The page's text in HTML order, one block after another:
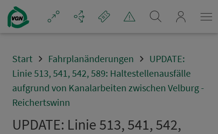
Navigation überspringen
Start Fahrplanänderungen
UPDATE:
Linie 513, 541, 542, 589: Haltestellenausfälle
aufgrund von Kanalarbeiten zwischen Velburg -
Reichertswinn
UPDATE: Linie 513, 541, 542,